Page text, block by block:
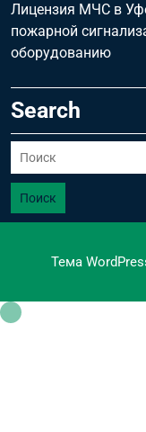
Лицензия МЧС в
пожарной
оборудованию
Search
Поиск
Тема